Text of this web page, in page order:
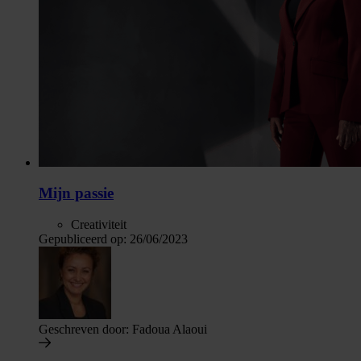
Mijn passie
Creativiteit
Gepubliceerd op: 26/06/2023
Geschreven door: Fadoua Alaoui